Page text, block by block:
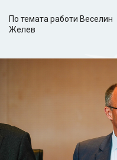
По темата работи Веселин
Желев